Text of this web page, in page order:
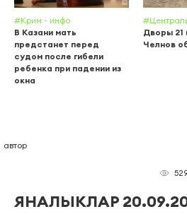
#Крим - инфо
В Казани мать
предстанет перед
судом после гибели
ребенка при падении из
окна
Дворы 21
Челнов
автор
ЯНАЛЫКЛАР